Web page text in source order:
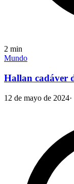
2 min
Mundo
Hallan cadáver
12 de mayo de 2024·